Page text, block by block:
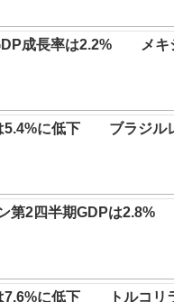
成長率は2.2% メキ
5.4%に低下 ブラジル
第2四半期GDPは
7.6%に低下 トルコリ